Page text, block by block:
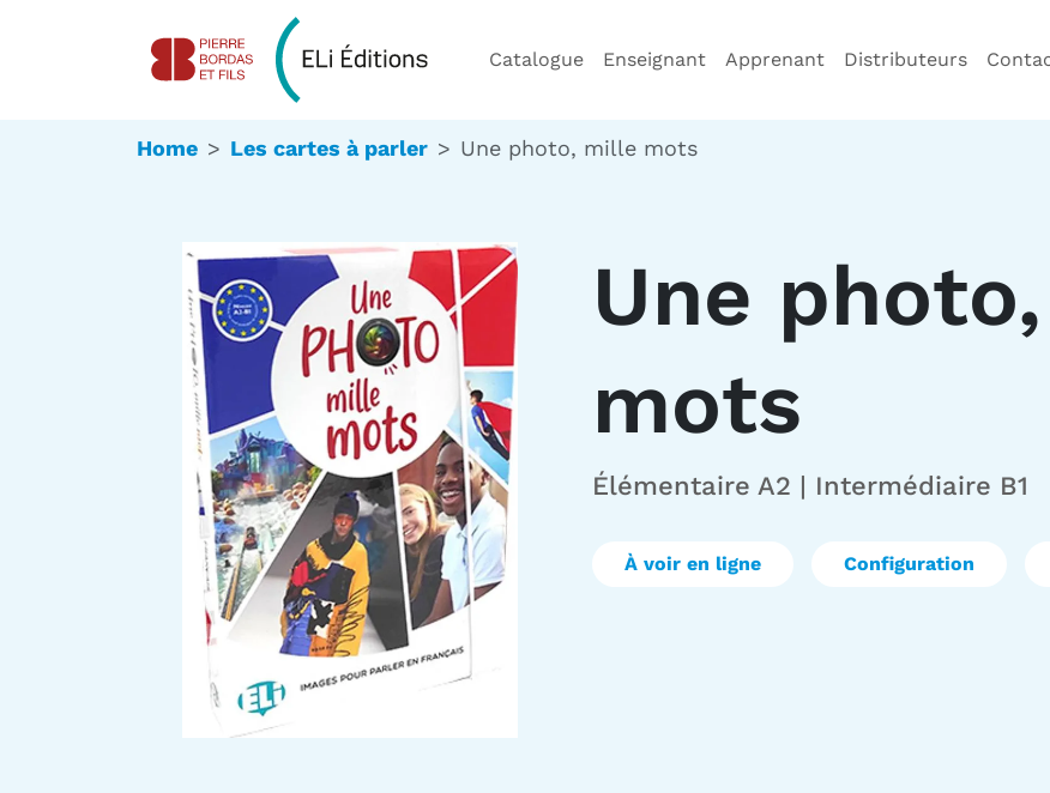
Catalogue Enseignant Apprenant Distributeurs
Home Les cartes à parler Une photo, mille mots
Une
mots
Élémentaire A2 | Intermédiaire B1
À voir en ligne Configuration